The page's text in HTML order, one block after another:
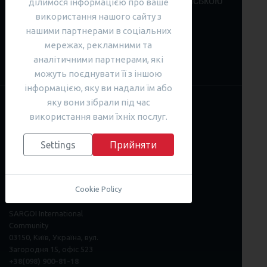
мовою!
ВИБРАТИ КУРС
JB Cookies
використання нашого сайту з
нашими партнерами в соціальних
мережах, рекламними та
аналітичними партнерами, які
можуть поєднувати її з іншою
інформацією, яку ви надали їм або
яку вони зібрали під час
використання вами їхніх послуг.
Settings Прийняти
Cookie Policy
Наші контакти
info@SPnGO.com
SARGOI International
Community
03150, Київ, Україна, вул.
Загородня 15, офіс 523